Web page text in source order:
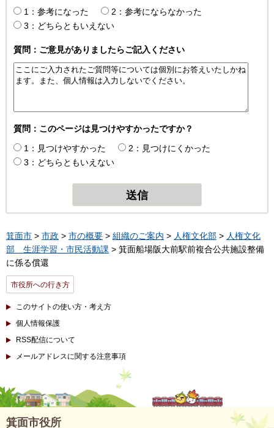
1：参考になった
2：参考にならなかった
3：どちらともいえない
質問：ご意見がありましたらご記入ください
質問：このページは見つけやすかったですか？
1：見つけやすかった
2：見つけにくかった
3：どちらともいえない
箕面市 > 市政 > 市の概要 > 組織のご案内 > 人権文化部 > 人権文化
部 生涯学習・市民活動課 > 箕面船場阪大前駅前複合公共施設整備
に係る償還
市役所への行き方
このサイトの使い方・考え方
個人情報保護
RSS配信について
メールアドレスに関する注意事項
箕面市役所